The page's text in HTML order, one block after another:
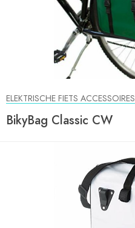
ELEKTRISCHE FIETS ACCESSOIRES
BikyBag Classic CW